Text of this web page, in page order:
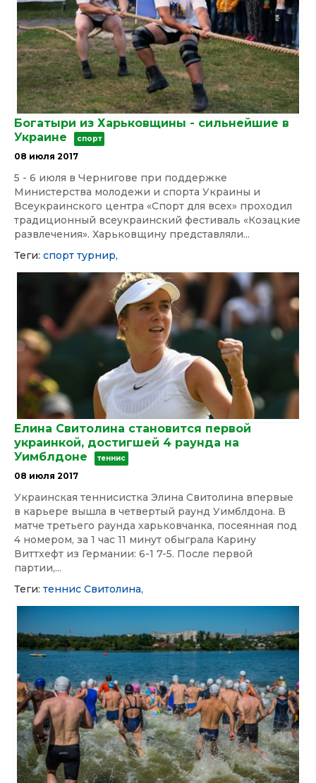
Богатыри из Харьковщины - сильнейшие в
Украине
спорт
08 июля 2017
5 - 6 июля в Чернигове при поддержке
Министерства молодежи и спорта Украины и
Всеукраинского центра «Спорт для всех» проходил
традиционный всеукраинский фестиваль «Козацкие
развлечения». Харьковщину представляли...
Теги: спорт турнир,
Елина Свитолина становится первой
украинкой, достигшей 4 раунда на
Уимблдоне
теннис
08 июля 2017
Украинская теннисистка Элина Свитолина впервые
в карьере вышла в четвертый раунд Уимблдона. В
матче третьего раунда харьковчанка, посеянная под
4 номером, за 1 час 11 минут обыграла Карину
Виттхефт из Германии: 6-1 7-5. После первой
партии,...
Теги: теннис Свитолина,